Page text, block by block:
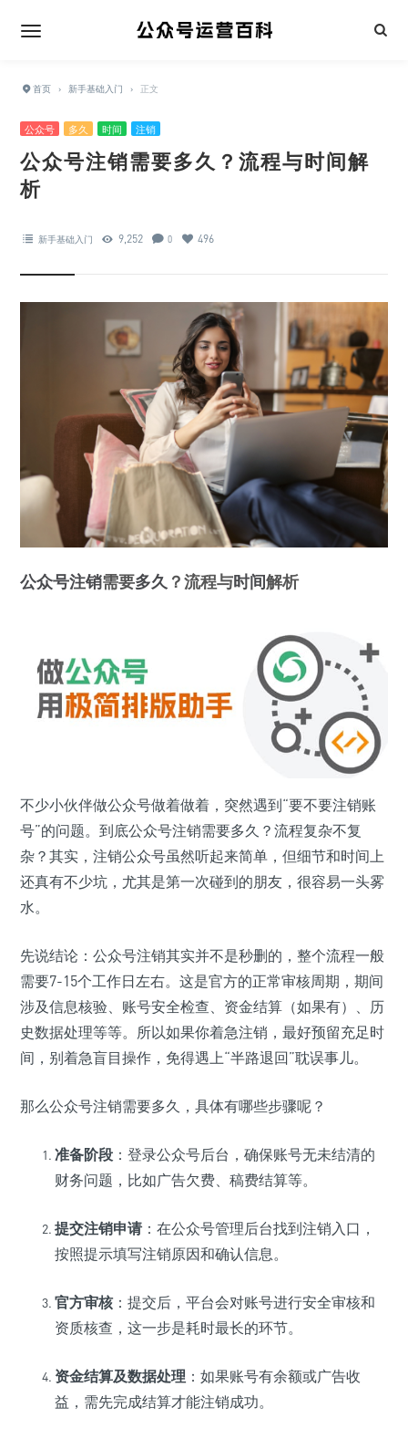
首页 › 新手基础入门 › 正文
公众号 多久 时间 注销
公众号注销需要多久？流程与时间解
析
新手基础入门 9,252 0 496
公众号注销需要多久 ？流程与时间解析
不少小伙伴做公众号做着做着，突然遇到“要不要注销账
号”的问题。到底公众号注销需要多久？流程复杂不复
杂？其实，注销公众号虽然听起来简单，但细节和时间上
还真有不少坑，尤其是第一次碰到的朋友，很容易一头雾
水。
先说结论：公众号注销其实并不是秒删的，整个流程一般
需要7-15个工作日左右。这是官方的正常审核周期，期间
涉及信息核验、账号安全检查、资金结算（如果有）、历
史数据处理等等。所以如果你着急注销，最好预留充足时
间，别着急盲目操作，免得遇上“半路退回”耽误事儿。
那么公众号注销需要多久，具体有哪些步骤呢？
准备阶段 ：登录公众号后台，确保账号无未结清的
财务问题，比如广告欠费、稿费结算等。
提交注销申请：在公众号管理后台找到注销入口，
按照提示填写注销原因和确认信息。
官方审核：提交后，平台会对账号进行安全审核和
资质核查，这一步是耗时最长的环节。
资金结算及数据处理 ：如果账号有余额或广告收
益，需先完成结算才能注销成功。